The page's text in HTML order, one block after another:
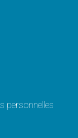
personnelles